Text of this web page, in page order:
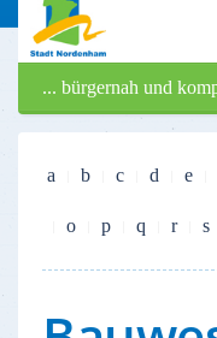
... bürgernah und
a b c d e
o p q r s